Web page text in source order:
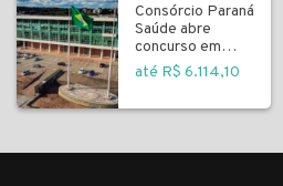
Consórcio Paraná
Saúde abre
concurso em
Curitiba
até R$ 6.114,10